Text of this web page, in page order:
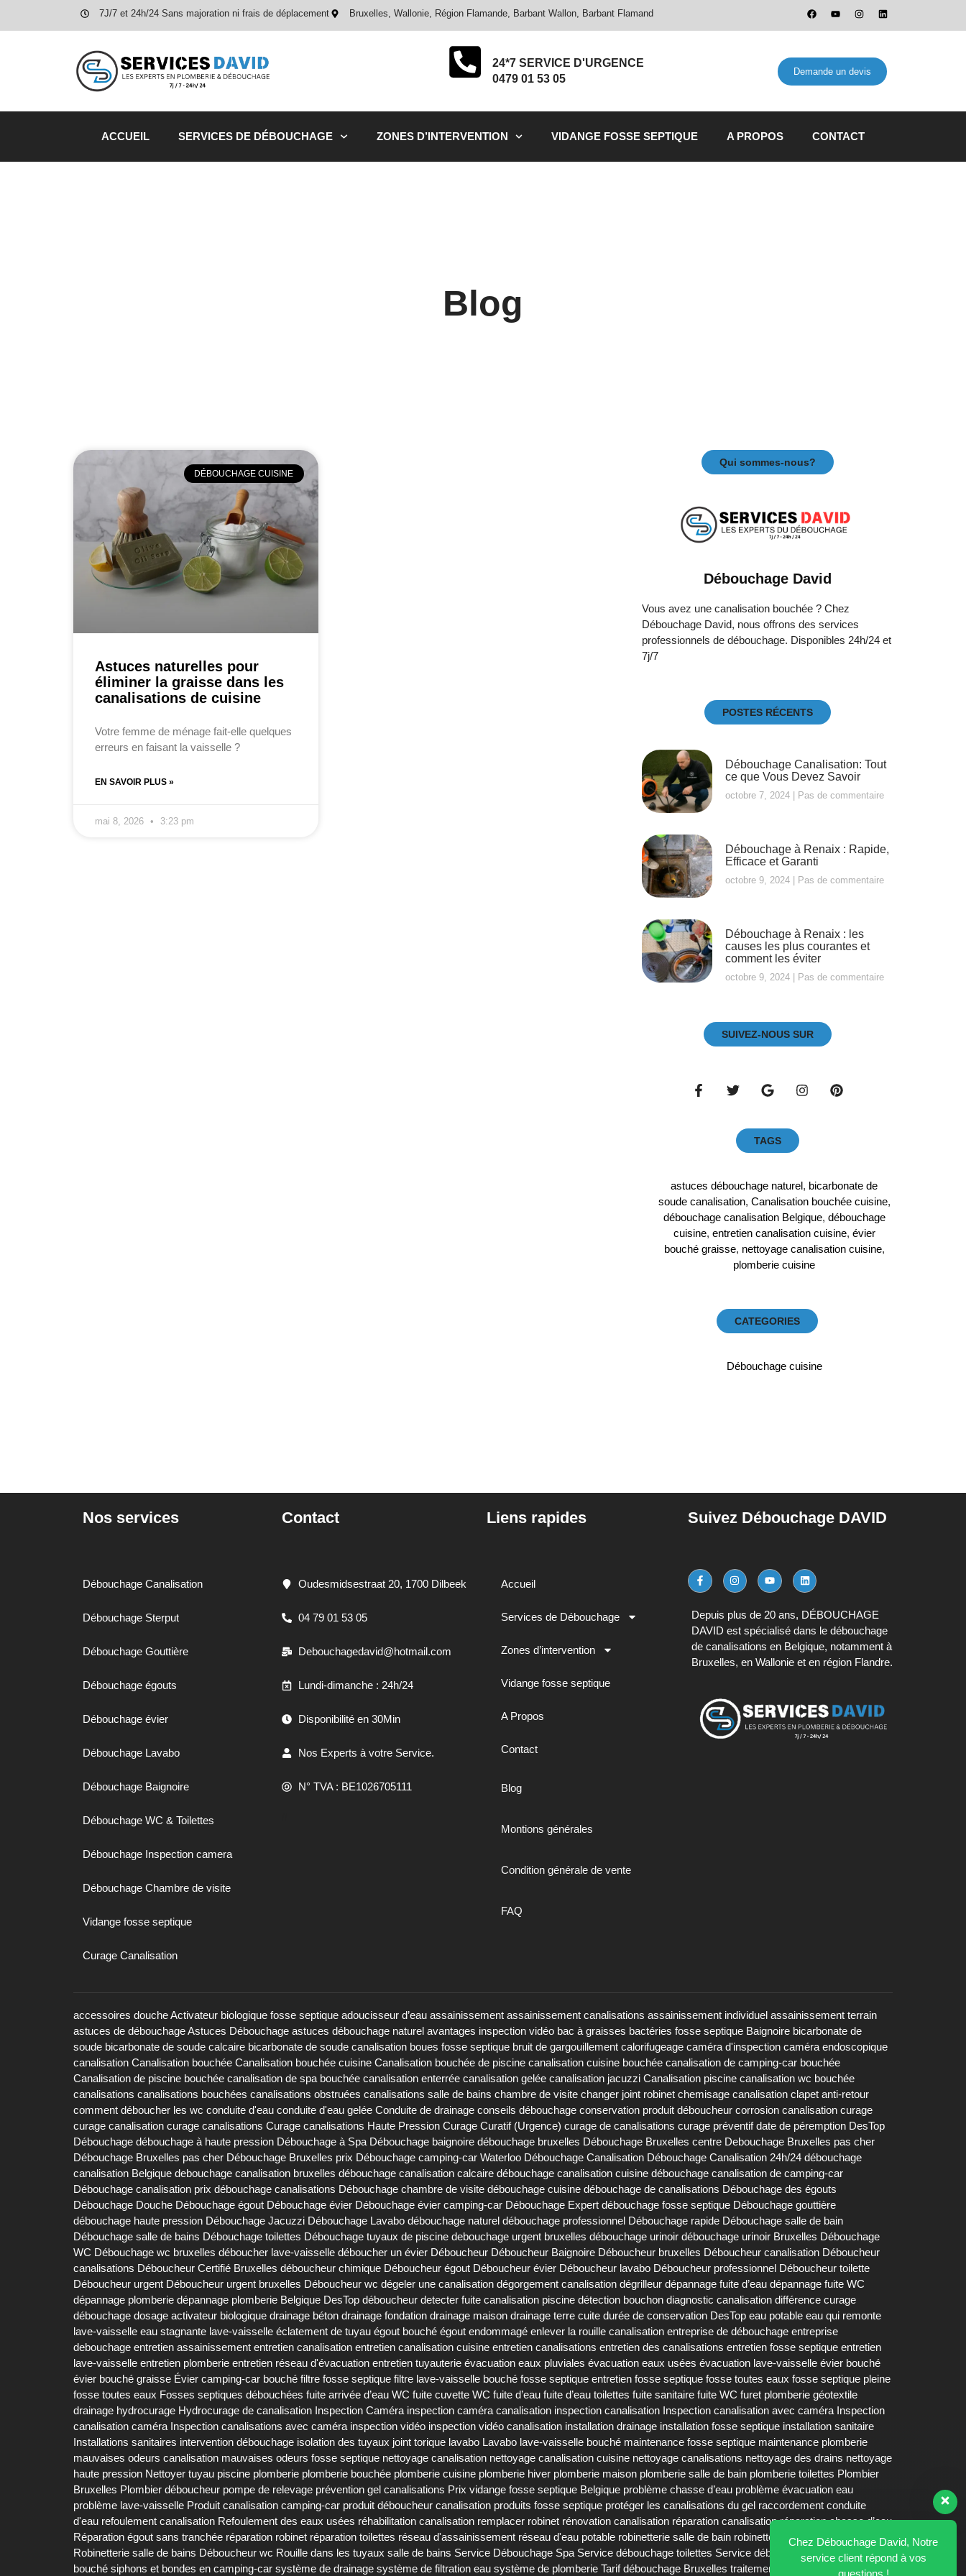
7J/7 et 24h/24 Sans majoration ni frais de déplacement Bruxelles, Wallonie, Région Flamande, Barbant Wallon, Barbant Flamand
24*7 SERVICE D'URGENCE
0479 01 53 05
Demande un devis
ACCUEIL SERVICES DE DÉBOUCHAGE ZONES D’INTERVENTION VIDANGE FOSSE SEPTIQUE A PROPOS CONTACT
Blog
DÉBOUCHAGE CUISINE
Astuces naturelles pour
éliminer la graisse dans les
canalisations de cuisine
Votre femme de ménage fait-elle quelques
erreurs en faisant la vaisselle ?
EN SAVOIR PLUS »
mai 8, 2026 3:23 pm
Qui sommes-nous?
Débouchage David
Vous avez une canalisation bouchée ? Chez
Débouchage David, nous offrons des services
professionnels de débouchage. Disponibles 24h/24 et
7j/7
POSTES RÉCENTS
Débouchage Canalisation: Tout
ce que Vous Devez Savoir
octobre 7, 2024 Pas de commentaire
Débouchage à Renaix : Rapide,
Efficace et Garanti
octobre 9, 2024 Pas de commentaire
Débouchage à Renaix : les
causes les plus courantes et
comment les éviter
octobre 9, 2024 Pas de commentaire
SUIVEZ-NOUS SUR
TAGS
astuces débouchage naturel, bicarbonate de
soude canalisation, Canalisation bouchée cuisine,
débouchage canalisation Belgique, débouchage
cuisine, entretien canalisation cuisine, évier
bouché graisse, nettoyage canalisation cuisine,
plomberie cuisine
CATEGORIES
Débouchage cuisine
Nos services
Débouchage Canalisation
Débouchage Sterput
Débouchage Gouttière
Débouchage égouts
Débouchage évier
Débouchage Lavabo
Débouchage Baignoire
Débouchage WC & Toilettes
Débouchage Inspection camera
Débouchage Chambre de visite
Vidange fosse septique
Curage Canalisation
Contact
Oudesmidsestraat 20, 1700 Dilbeek
04 79 01 53 05
Debouchagedavid@hotmail.com
Lundi-dimanche : 24h/24
Disponibilité en 30Min
Nos Experts à votre Service.
N° TVA : BE1026705111
Liens rapides
Accueil
Services de Débouchage
Zones d’intervention
Vidange fosse septique
A Propos
Contact
Blog
Montions générales
Condition générale de vente
FAQ
Suivez Débouchage DAVID
Depuis plus de 20 ans, DÉBOUCHAGE
DAVID est spécialisé dans le débouchage
de canalisations en Belgique, notamment à
Bruxelles, en Wallonie et en région Flandre.
accessoires doucheActivateur biologique fosse septique adoucisseur d’eau assainissement assainissement canalisations assainissement individuel assainissement terrain
astuces de débouchageAstuces Débouchage astuces débouchage naturel avantages inspection vidéo bac à graisses bactéries fosse septique Baignoire bicarbonate de
soude bicarbonate de soude calcaire bicarbonate de soude canalisation boues fosse septique bruit de gargouillement calorifugeage caméra d'inspection caméra endoscopique
canalisation Canalisation bouchée Canalisation bouchée cuisine Canalisation bouchée de piscine canalisation cuisine bouchée canalisation de camping-car bouchée
Canalisation de piscine bouchée canalisation de spa bouchée canalisation enterrée canalisation gelée canalisation jacuzzi Canalisation piscine canalisation wc bouchée
canalisations canalisations bouchées canalisations obstruées canalisations salle de bains chambre de visite changer joint robinet chemisage canalisation clapet anti-retour
comment déboucher les wc conduite d'eau conduite d'eau gelée Conduite de drainage conseils débouchage conservation produit déboucheur corrosion canalisation curage
curage canalisation curage canalisations Curage canalisations Haute Pression Curage Curatif (Urgence) curage de canalisations curage préventif date de péremption DesTop
Débouchage débouchage à haute pression Débouchage à Spa Débouchage baignoire débouchage bruxelles Débouchage Bruxelles centre Debouchage Bruxelles pas cher
Débouchage Bruxelles pas cher Débouchage Bruxelles prix Débouchage camping-car Waterloo Débouchage Canalisation Débouchage Canalisation 24h/24 débouchage
canalisation Belgique debouchage canalisation bruxelles débouchage canalisation calcaire débouchage canalisation cuisine débouchage canalisation de camping-car
Débouchage canalisation prix débouchage canalisations Débouchage chambre de visite débouchage cuisine débouchage de canalisations Débouchage des égouts
Débouchage Douche Débouchage égout Débouchage évier Débouchage évier camping-car Débouchage Expert débouchage fosse septique Débouchage gouttière
débouchage haute pression Débouchage Jacuzzi Débouchage Lavabo débouchage naturel débouchage professionnel Débouchage rapide Débouchage salle de bain
Débouchage salle de bains Débouchage toilettes Débouchage tuyaux de piscine debouchage urgent bruxelles débouchage urinoir débouchage urinoir Bruxelles Débouchage
WC Débouchage wc bruxelles déboucher lave-vaisselle déboucher un évier Déboucheur Déboucheur Baignoire Déboucheur bruxelles Déboucheur canalisation Déboucheur
canalisations Déboucheur Certifié Bruxelles déboucheur chimique Déboucheur égout Déboucheur évier Déboucheur lavabo Déboucheur professionnel Déboucheur toilette
Déboucheur urgent Déboucheur urgent bruxelles Déboucheur wc dégeler une canalisation dégorgement canalisation dégrilleur dépannage fuite d’eau dépannage fuite WC
dépannage plomberie dépannage plomberie Belgique DesTop déboucheur detecter fuite canalisation piscine détection bouchon diagnostic canalisation différence curage
débouchage dosage activateur biologique drainage béton drainage fondation drainage maison drainage terre cuite durée de conservation DesTop eau potable eau qui remonte
lave-vaisselle eau stagnante lave-vaisselle éclatement de tuyau égout bouché égout endommagé enlever la rouille canalisation entreprise de débouchage entreprise
debouchage entretien assainissement entretien canalisation entretien canalisation cuisine entretien canalisations entretien des canalisations entretien fosse septique entretien
lave-vaisselle entretien plomberie entretien réseau d'évacuation entretien tuyauterie évacuation eaux pluviales évacuation eaux usées évacuation lave-vaisselle évier bouché
évier bouché graisse Évier camping-car bouché filtre fosse septique filtre lave-vaisselle bouché fosse septique entretien fosse septique fosse toutes eaux fosse septique pleine
fosse toutes eaux Fosses septiques débouchées fuite arrivée d’eau WC fuite cuvette WC fuite d’eau fuite d’eau toilettes fuite sanitaire fuite WC furet plomberie géotextile
drainage hydrocurage Hydrocurage de canalisation Inspection Caméra inspection caméra canalisation inspection canalisation Inspection canalisation avec caméra Inspection
canalisation caméra Inspection canalisations avec caméra inspection vidéo inspection vidéo canalisation installation drainage installation fosse septique installation sanitaire
Installations sanitaires intervention débouchage isolation des tuyaux joint torique lavabo Lavabo lave-vaisselle bouché maintenance fosse septique maintenance plomberie
mauvaises odeurs canalisation mauvaises odeurs fosse septique nettoyage canalisation nettoyage canalisation cuisine nettoyage canalisations nettoyage des drains nettoyage
haute pression Nettoyer tuyau piscine plomberie plomberie bouchée plomberie cuisine plomberie hiver plomberie maison plomberie salle de bain plomberie toilettes Plombier
Bruxelles Plombier déboucheur pompe de relevage prévention gel canalisations Prix vidange fosse septique Belgique problème chasse d’eau problème évacuation eau
problème lave-vaisselle Produit canalisation camping-car produit déboucheur canalisation produits fosse septique protéger les canalisations du gel raccordement conduite
d'eau refoulement canalisation Refoulement des eaux usées réhabilitation canalisation remplacer robinet rénovation canalisation réparation canalisation réparation chasse d’eau
Réparation égout sans tranchée réparation robinet réparation toilettes réseau d'assainissement réseau d'eau potable robinetterie salle de bain robinetterie salle de bains
Robinetterie salle de bains Déboucheur wc Rouille dans les tuyaux salle de bains Service Débouchage Spa Service débouchage toilettes Service débouchage urinoir
siphon
bouché siphons et bondes en camping-car système de drainage système de filtration eau système de plomberie Tarif débouchage Bruxelles traitement biologique fosse
Chez Débouchage David, Notre
service client répond à vos
questions !